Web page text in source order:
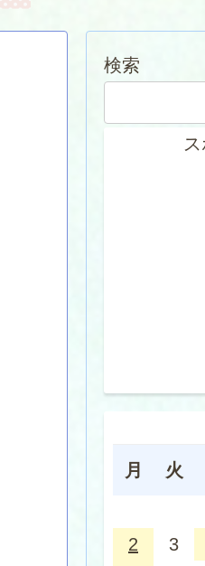
検索
月 火
2
3